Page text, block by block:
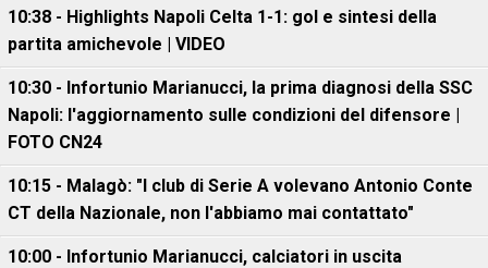
10:38 - Highlights Napoli Celta 1-1: gol e sintesi della
partita amichevole | VIDEO
10:30 - Infortunio Marianucci, la prima diagnosi della SSC
Napoli: l'aggiornamento sulle condizioni del difensore |
FOTO CN24
10:15 - Malagò: "I club di Serie A volevano Antonio Conte
CT della Nazionale, non l'abbiamo mai contattato"
10:00 - Infortunio Marianucci, calciatori in uscita